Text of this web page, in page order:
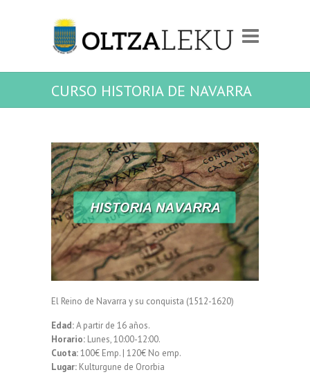
CURSO HISTORIA DE NAVARRA
El Reino de Navarra y su conquista (1512-1620)
Edad:A partir de 16 años.
Horario: Lunes, 10:00-12:00.
Cuota:100€ Emp. | 120€ No emp.
Lugar: Kulturgune de Ororbia